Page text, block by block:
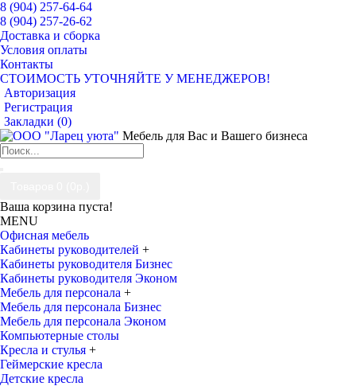
8 (904) 257-64-64
8 (904) 257-26-62
Доставка и сборка
Условия оплаты
Контакты
СТОИМОСТЬ УТОЧНЯЙТЕ У МЕНЕДЖЕРОВ!
Авторизация
Регистрация
Закладки (0)
Мебель для Вас и Вашего бизнеса
Ваша корзина пуста!
MENU
Офисная мебель
Кабинеты руководителей +
Кабинеты руководителя Бизнес
Кабинеты руководителя Эконом
Мебель для персонала +
Мебель для персонала Бизнес
Мебель для персонала Эконом
Компьютерные столы
Кресла и стулья +
Геймерские кресла
Детские кресла